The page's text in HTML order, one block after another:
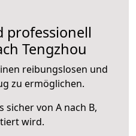
professionell
Tengzhou
reibungslosen und
zu ermöglichen.
sicher von A nach B,
wird.